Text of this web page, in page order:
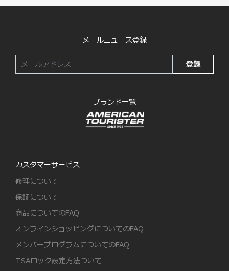
メールニュース登録
登録
ブランド一覧
カスタマーサービス
修理について
保証について
商品についてのFAQ
オンラインショッピングについてのFAQ
メンバープログラムについてのFAQ
TSAロック設定方法ついて